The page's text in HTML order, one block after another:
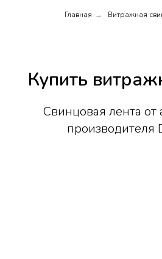
Главная → Витражная
Купить
Свинцовая лента от
производителя